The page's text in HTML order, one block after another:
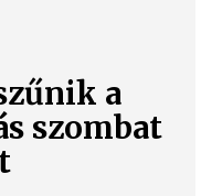
a
szombat